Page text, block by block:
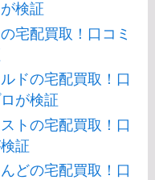
検証
宅配買取！口コミ
ドの宅配買取！口
が検証
トの宅配買取！口
証
どの宅配買取！口